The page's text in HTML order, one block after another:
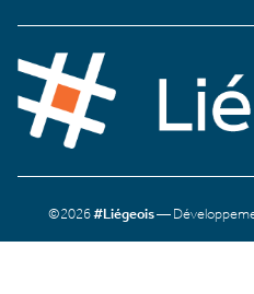
©2026#Liégeois—